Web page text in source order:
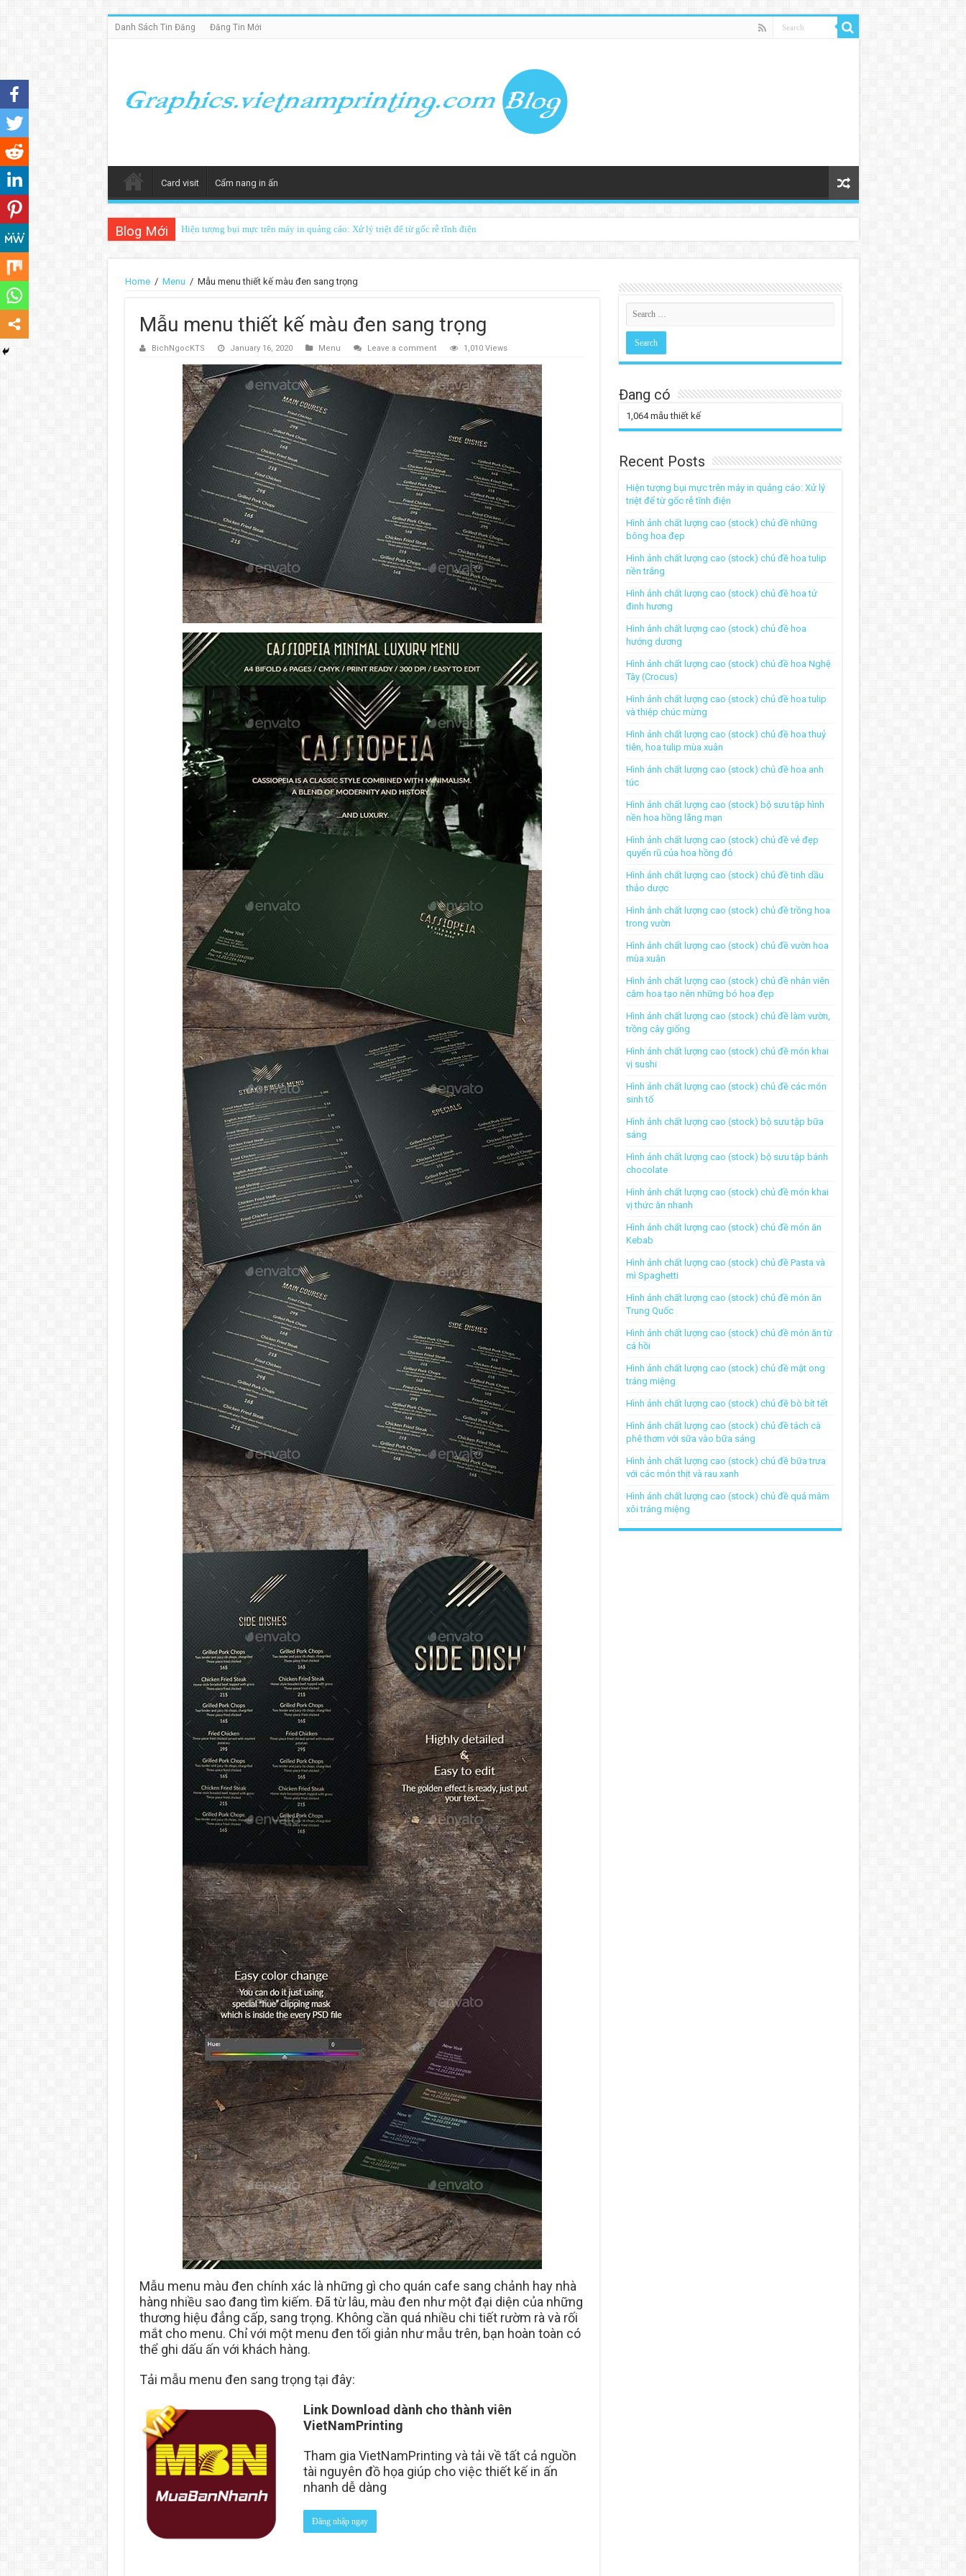
Danh Sách Tin Đăng Đăng Tin Mới
Card visit Cẩm nang in ấn
Blog Mới Hiện tượng bụi mực trên máy in quảng cáo: Xử lý triệt để từ gốc rễ tĩnh điện
Home / Menu / Mẫu menu thiết kế màu đen sang trọng
Mẫu menu thiết kế màu đen sang trọng
BichNgocKTS January 16, 2020 Menu Leave a comment 1,010 Views
Mẫu menu màu đen chính xác là những gì cho quán cafe sang chảnh hay nhà
hàng nhiều sao đang tìm kiếm. Đã từ lâu, màu đen như một đại diện của những
thương hiệu đẳng cấp, sang trọng. Không cần quá nhiều chi tiết rườm rà và rối
mắt cho menu. Chỉ với một menu đen tối giản như mẫu trên, bạn hoàn toàn có
thể ghi dấu ấn với khách hàng.
Tải mẫu menu đen sang trọng tại đây:
Link Download dành cho thành viên
VietNamPrinting
Tham gia VietNamPrinting và tải về tất cả nguồn
tài nguyên đồ họa giúp cho việc thiết kế in ấn
nhanh dễ dàng
Đăng nhập ngay
Đang có
1,064mẫu thiết kế
Recent Posts
Hiện tượng bụi mực trên máy in quảng cáo: Xử lý
triệt để từ gốc rễ tĩnh điện
Hình ảnh chất lượng cao (stock) chủ đề những
bông hoa đẹp
Hình ảnh chất lượng cao (stock) chủ đề hoa tulip
nền trắng
Hình ảnh chất lượng cao (stock) chủ đề hoa tử
đinh hương
Hình ảnh chất lượng cao (stock) chủ đề hoa
hướng dương
Hình ảnh chất lượng cao (stock) chủ đề hoa Nghệ
Tây (Crocus)
Hình ảnh chất lượng cao (stock) chủ đề hoa tulip
và thiệp chúc mừng
Hình ảnh chất lượng cao (stock) chủ đề hoa thuỷ
tiên, hoa tulip mùa xuân
Hình ảnh chất lượng cao (stock) chủ đề hoa anh
túc
Hình ảnh chất lượng cao (stock) bộ sưu tập hình
nền hoa hồng lãng mạn
Hình ảnh chất lượng cao (stock) chủ đề vẻ đẹp
quyến rũ của hoa hồng đỏ
Hình ảnh chất lượng cao (stock) chủ đề tinh dầu
thảo dược
Hình ảnh chất lượng cao (stock) chủ đề trồng hoa
trong vườn
Hình ảnh chất lượng cao (stock) chủ đề vườn hoa
mùa xuân
Hình ảnh chất lượng cao (stock) chủ đề nhân viên
cắm hoa tạo nên những bó hoa đẹp
Hình ảnh chất lượng cao (stock) chủ đề làm vườn,
trồng cây giống
Hình ảnh chất lượng cao (stock) chủ đề món khai
vị sushi
Hình ảnh chất lượng cao (stock) chủ đề các món
sinh tố
Hình ảnh chất lượng cao (stock) bộ sưu tập bữa
sáng
Hình ảnh chất lượng cao (stock) bộ sưu tập bánh
chocolate
Hình ảnh chất lượng cao (stock) chủ đề món khai
vị thức ăn nhanh
Hình ảnh chất lượng cao (stock) chủ đề món ăn
Kebab
Hình ảnh chất lượng cao (stock) chủ đề Pasta và
mì Spaghetti
Hình ảnh chất lượng cao (stock) chủ đề món ăn
Trung Quốc
Hình ảnh chất lượng cao (stock) chủ đề món ăn từ
cá hồi
Hình ảnh chất lượng cao (stock) chủ đề mật ong
tráng miệng
Hình ảnh chất lượng cao (stock) chủ đề bò bít tết
Hình ảnh chất lượng cao (stock) chủ đề tách cà
phê thơm với sữa vào bữa sáng
Hình ảnh chất lượng cao (stock) chủ đề bữa trưa
với các món thịt và rau xanh
Hình ảnh chất lượng cao (stock) chủ đề quả mâm
xôi tráng miệng